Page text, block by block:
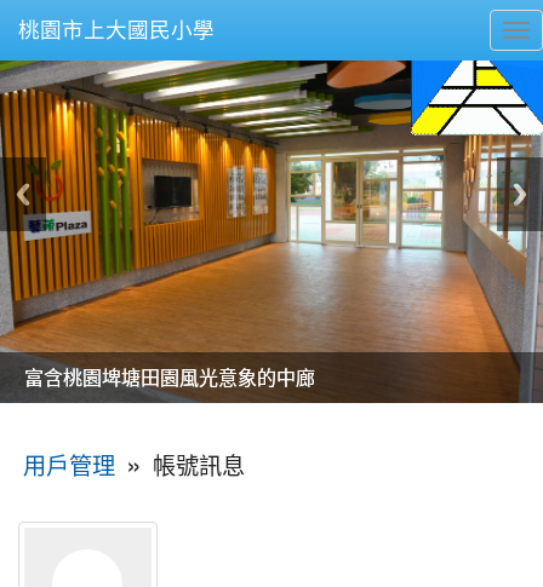
桃園市上大國民小學
美麗的操場是我們活力的來源
美麗的操場是我們活力的來源
煥然一新的小司令台
煥然一新的小司令台
富含桃園埤塘田園風光意象的中廊
富含桃園埤塘田園風光意象的中廊
嶄新的中庭廣場
嶄新的中庭廣場
水生池生生不息
水生池生生不息
用戶管理 » 帳號訊息